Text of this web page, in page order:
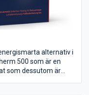
alternativ i
500 som är en
som dessutom är